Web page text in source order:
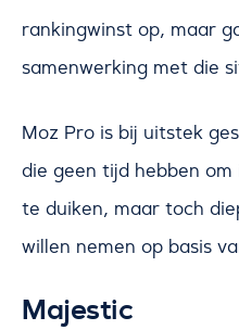
rankingwinst op, maar
samenwerking met die
Moz Pro is bij uitstek
die geen tijd hebben
te duiken, maar toch
willen nemen op basis
Majestic